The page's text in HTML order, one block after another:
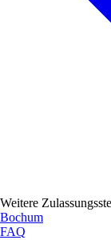
Weitere
Bochum
FAQ